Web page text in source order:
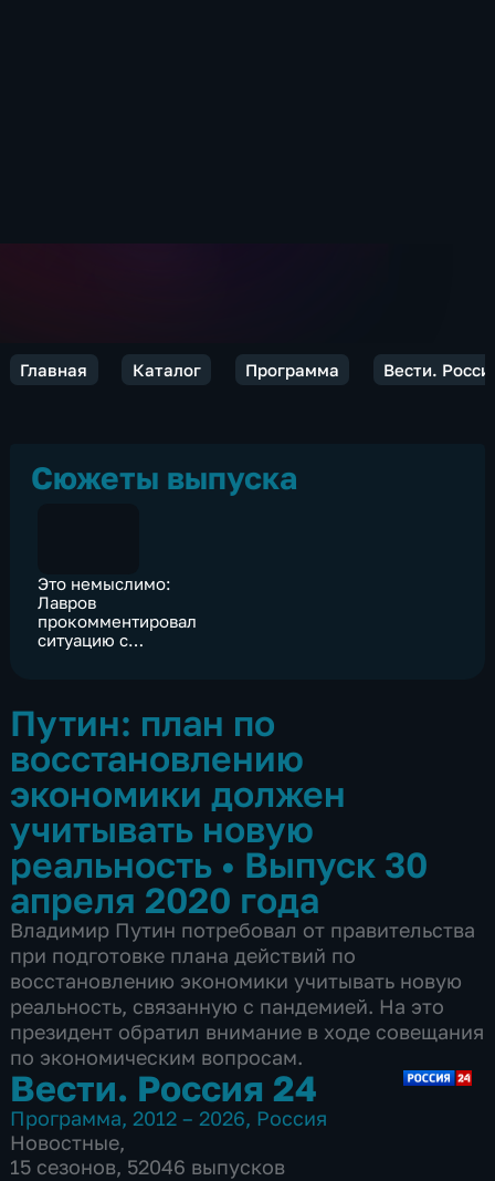
Главная Каталог Программа Вести.
Сюжеты выпуска
Это немыслимо:
Лавров
прокомментировал
ситуацию с
Путин: план по
восстановлению
экономики должен
учитывать новую
реальность • Выпуск 30
апреля 2020 года
Владимир Путин потребовал от правительства
при подготовке плана действий по
восстановлению экономики учитывать новую
реальность, связанную с пандемией. На это
президент обратил внимание в ходе совещания
по экономическим вопросам.
Вести. Россия 24
Программа, 2012 – 2026, Россия
Новостные,
15 сезонов, 52046 выпусков